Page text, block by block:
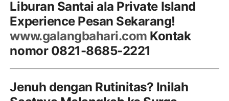
Liburan Santai ala Private Island
Experience Pesan Sekarang!
www.galangbahari.com Kontak
nomor 0821-8685-2221
Jenuh dengan Rutinitas? Inilah